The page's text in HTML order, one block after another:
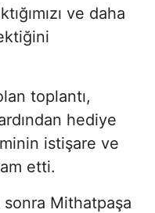
ve daha
toplantı,
hediye
istişare ve
etti.
sonra Mithatpaşa